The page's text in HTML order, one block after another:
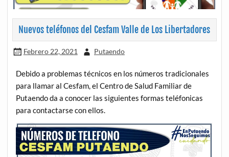
Nuevos teléfonos del Cesfam Valle de Los Libertadores
Febrero 22, 2021 Putaendo
Debido a problemas técnicos en los números tradicionales
para llamar al Cesfam, el Centro de Salud Familiar de
Putaendo da a conocer las siguientes formas teléfonicas
para contactarse con ellos.